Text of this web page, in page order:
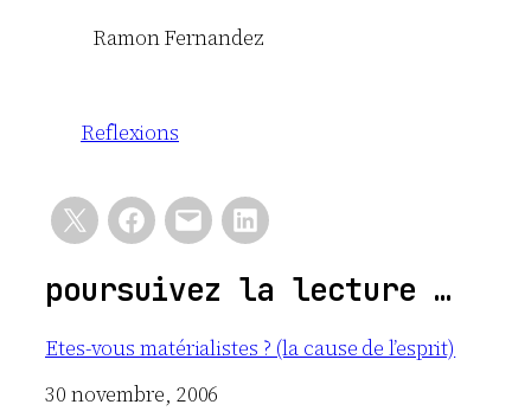
Ramon Fernandez
Reflexions
poursuivez la lecture …
Etes-vous matérialistes ? (la cause de l’esprit)
Date
30 novembre, 2006